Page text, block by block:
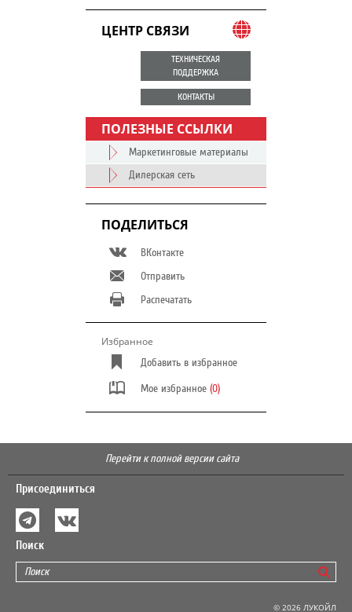
ЦЕНТР СВЯЗИ
ТЕХНИЧЕСКАЯ
ПОДДЕРЖКА
КОНТАКТЫ
ПОЛЕЗНЫЕ ССЫЛКИ
Маркетинговые материалы
Дилерская сеть
ПОДЕЛИТЬСЯ
ВКонтакте
Отправить
Распечатать
Избранное
Добавить в избранное
Мое избранное (0)
Перейти к полной версии сайта
Присоединиться
Поиск
© 2026 ЛУКОЙЛ